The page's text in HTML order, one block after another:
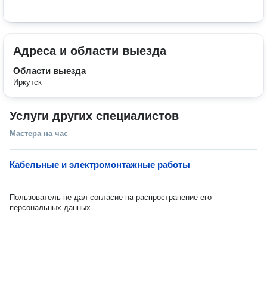
Адреса и области выезда
Области выезда
Иркутск
Услуги других специалистов
Мастера на час
Кабельные и электромонтажные работы
Пользователь не дал согласие на распространение его
персональных данных